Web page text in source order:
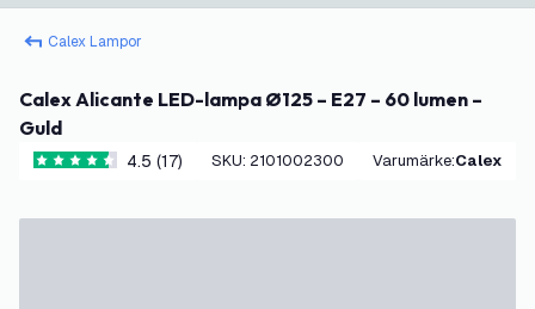
Calex Lampor
Calex Alicante LED-lampa Ø125 – E27 – 60 lumen –
Guld
4.5 stjärnbetyg4.5 (17) SKU: 2101002300 Varumärke: Calex